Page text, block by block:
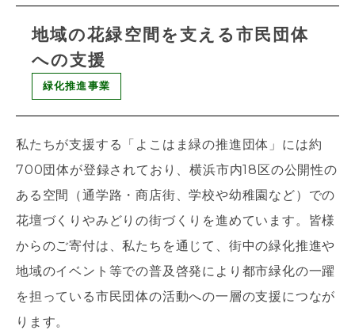
地域の花緑空間を支える市民団体
への支援
緑化推進事業
私たちが支援する「よこはま緑の推進団体」には約
700団体が登録されており、横浜市内18区の公開性の
ある空間（通学路・商店街、学校や幼稚園など）での
花壇づくりやみどりの街づくりを進めています。皆様
からのご寄付は、私たちを通じて、街中の緑化推進や
地域のイベント等での普及啓発により都市緑化の一躍
を担っている市民団体の活動への一層の支援につなが
ります。